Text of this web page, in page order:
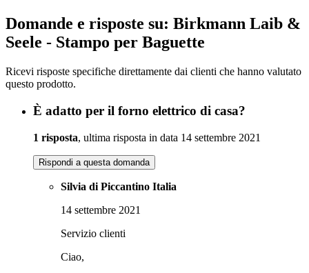
Domande e risposte su: Birkmann Laib &
Seele - Stampo per Baguette
Ricevi risposte specifiche direttamente dai clienti che hanno valutato
questo prodotto.
È adatto per il forno elettrico di casa?
1 risposta, ultima risposta in data 14 settembre 2021
Rispondi a questa domanda
Silvia di Piccantino Italia
14 settembre 2021
Servizio clienti
Ciao,